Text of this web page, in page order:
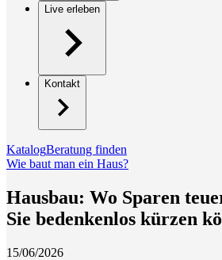
Live erleben
Kontakt
KatalogBeratung finden
Wie baut man ein Haus?
Hausbau: Wo Sparen
Sie bedenkenlos kürzen
15/06/2026